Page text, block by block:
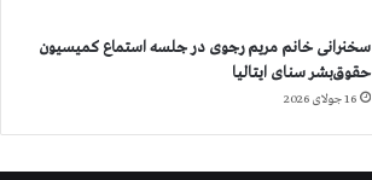
سخنرانی خانم مریم رجوی در جلسه استماع کمیسیون
حقوق‌بشر سنای ایتالیا
16 جولای 2026